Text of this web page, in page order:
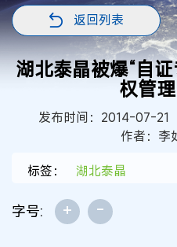
返回列表
湖北泰晶被爆“自
权管
发布时间：2014-07-21
作者：李
标签：
湖北泰晶
字号: + -